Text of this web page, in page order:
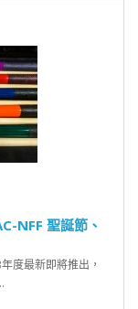
NFF 聖誕節、
度最新即將推出，